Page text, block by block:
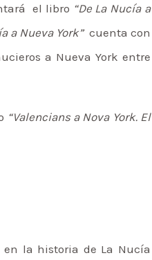
el libro “De La Nucía a
a Nueva York”cuenta con
a Nueva York entre
“Valencians a Nova York. El
la historia de La Nucía